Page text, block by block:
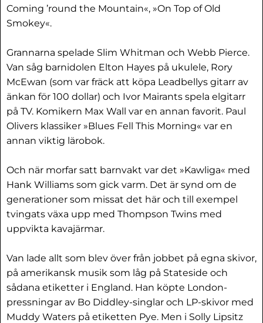
Coming ’round the Mountain«, »On Top of Old
Smokey«.
Grannarna spelade Slim Whitman och Webb Pierce.
Van såg barnidolen Elton Hayes på ukulele, Rory
McEwan (som var fräck att köpa Leadbellys gitarr av
änkan för 100 dollar) och Ivor Mairants spela elgitarr
på TV. Komikern Max Wall var en annan favorit. Paul
Olivers klassiker »Blues Fell This Morning« var en
annan viktig lärobok.
Och när morfar satt barnvakt var det »Kawliga« med
Hank Williams som gick varm. Det är synd om de
generationer som missat det här och till exempel
tvingats växa upp med Thompson Twins med
uppvikta kavajärmar.
Van lade allt som blev över från jobbet på egna skivor,
på amerikansk musik som låg på Stateside och
sådana etiketter i England. Han köpte London-
pressningar av Bo Diddley-singlar och LP-skivor med
Muddy Waters på etiketten Pye. Men i Solly Lipsitz